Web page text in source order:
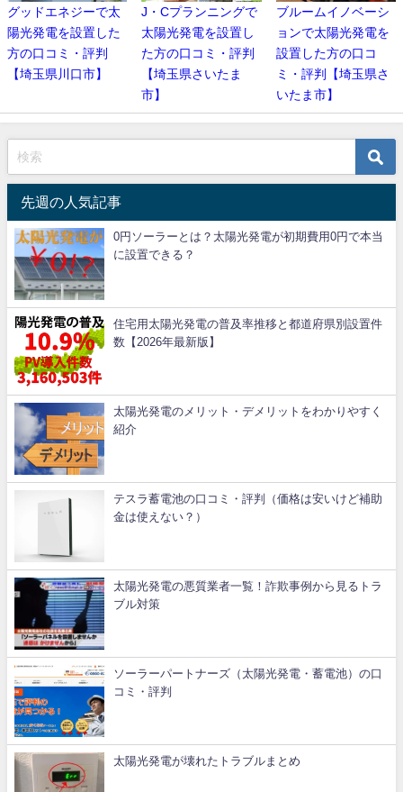
グッドエネジーで太
陽光発電を設置した
方の口コミ・評判
【埼玉県川口市】
J・Cプランニングで
太陽光発電を設置し
た方の口コミ・評判
【埼玉県さいたま
市】
ブルームイノベーシ
ョンで太陽光発電を
設置した方の口コ
ミ・評判【埼玉県さ
いたま市】
先週の人気記事
0円ソーラーとは？太陽光発電が初期費用0円で本当
に設置できる？
住宅用太陽光発電の普及率推移と都道府県別設置件
数【2026年最新版】
太陽光発電のメリット・デメリットをわかりやすく
紹介
テスラ蓄電池の口コミ・評判（価格は安いけど補助
金は使えない？）
太陽光発電の悪質業者一覧！詐欺事例から見るトラ
ブル対策
ソーラーパートナーズ（太陽光発電・蓄電池）の口
コミ・評判
太陽光発電が壊れたトラブルまとめ